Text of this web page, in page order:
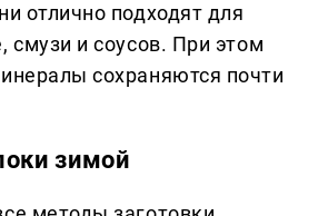
отлично подходят для
смузи и соусов. При этом
сохраняются почти
зимой